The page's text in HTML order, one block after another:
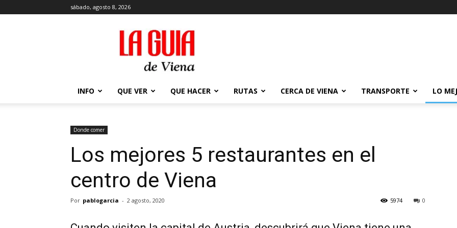
sábado, agosto 8, 2026
La
Guía
de
Viena
2026
INFO QUE VER QUE HACER RUTAS CERCA DE VIENA TRANSPORTE LO
Donde comer
Los mejores 5 restaurantes en el
centro de Viena
Por pablogarcia - 2 agosto, 2020 0
5974